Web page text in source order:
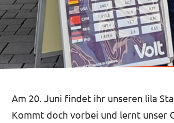
Am 20. Juni findet ihr unseren lila
Kommt doch vorbei und lernt unser